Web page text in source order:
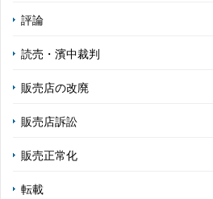
評論
読売・濱中裁判
販売店の改廃
販売店訴訟
販売正常化
転載